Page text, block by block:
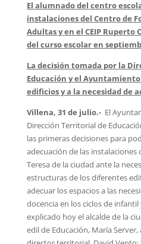
El alumnado del centro
instalaciones del Centro de
Adultas y en el CEIP
del curso escolar en
La decisión tomada por la
Educación y el
edificios y a la necesidad de
Villena, 31 de julio.- El
Dirección Territorial de
las primeras decisiones para
adecuación de las instalaciones
Teresa de la ciudad ante la
estructuras de los diferentes
adecuar los espacios a las
docencia en los ciclos de
explicado hoy el alcalde de la
edil de Educación, María